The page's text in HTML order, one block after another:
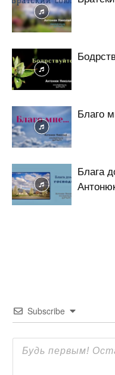
Благо
Блага
Subscribe